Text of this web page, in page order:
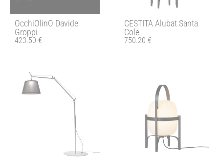
OcchiOlinO Davide
Groppi
423.50 €
CESTITA Alubat Santa
Cole
750.20 €